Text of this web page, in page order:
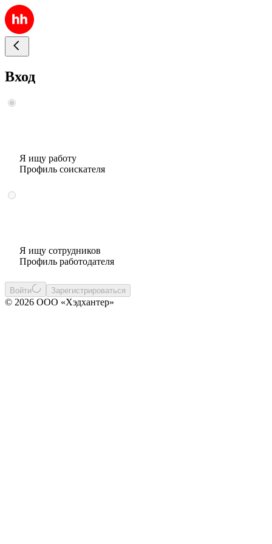
Вход
Я ищу работу
Профиль соискателя
Я ищу сотрудников
Профиль работодателя
Войти Зарегистрироваться
© 2026 ООО «Хэдхантер»